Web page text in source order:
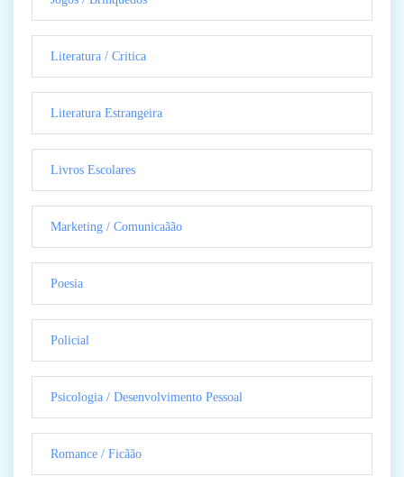
Literatura / Critica
Literatura Estrangeira
Livros Escolares
Marketing / Comunicaãão
Poesia
Policial
Psicologia / Desenvolvimento Pessoal
Romance / Ficãão